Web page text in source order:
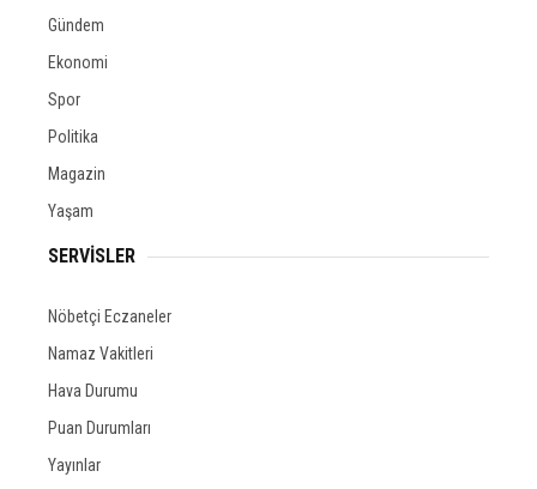
Gündem
Ekonomi
Spor
Politika
Magazin
Yaşam
SERVİSLER
Nöbetçi Eczaneler
Namaz Vakitleri
Hava Durumu
Puan Durumları
Yayınlar